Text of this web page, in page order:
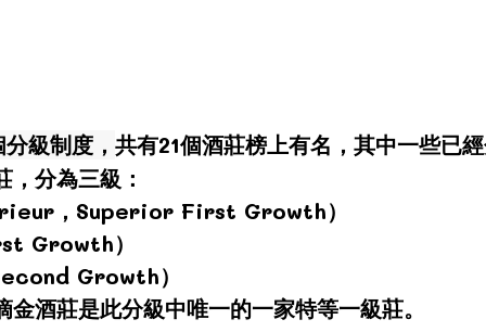
級制度， 共有21個酒莊榜上有名，其中一些已
分為三級：
，Superior First Growth）
Growth）
Growth）
酒莊是此分級中唯一的一家特等一級莊。